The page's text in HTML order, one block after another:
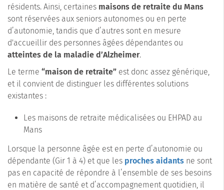
résidents. Ainsi, certaines maisons de retraite du Mans
sont réservées aux seniors autonomes ou en perte
d’autonomie, tandis que d’autres sont en mesure
d'accueillir des personnes âgées dépendantes ou
atteintes de la maladie d’Alzheimer.
Le terme “maison de retraite” est donc assez générique,
et il convient de distinguer les différentes solutions
existantes :
Les maisons de retraite médicalisées ou EHPAD au
Mans
Lorsque la personne âgée est en perte d’autonomie ou
dépendante (Gir 1 à 4) et que les proches aidants ne sont
pas en capacité de répondre à l’ensemble de ses besoins
en matière de santé et d’accompagnement quotidien, il